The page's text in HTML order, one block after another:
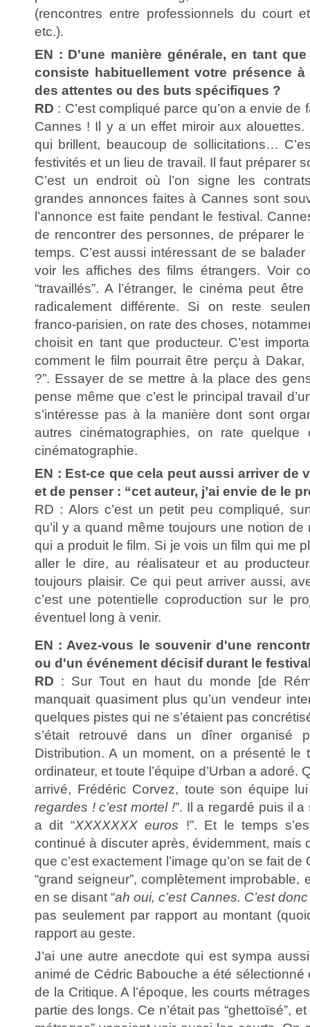
(rencontres entre professionnels du court
etc.).
EN : D'une manière générale, en tant
consiste habituellement votre présence à
des attentes ou des buts spécifiques ?
RD : C’est compliqué parce qu’on a envie
Cannes ! Il y a un effet miroir aux
qui brillent, beaucoup de sollicitations…
festivités et un lieu de travail. Il faut préparer
C’est un endroit où l’on signe les
grandes annonces faites à Cannes sont
l’annonce est faite pendant le festival.
de rencontrer des personnes, de préparer le
temps. C’est aussi intéressant de se
voir les affiches des films étrangers. Voir
“travaillés”. A l’étranger, le cinéma peut
radicalement différente. Si on reste
franco-parisien, on rate des choses,
choisit en tant que producteur. C’est
comment le film pourrait être perçu à
?”. Essayer de se mettre à la place des
pense même que c’est le principal travail
s’intéresse pas à la manière dont sont
autres cinématographies, on rate
cinématographie.
EN : Est-ce que cela peut aussi arriver de
et de penser : “cet auteur, j’ai envie de le
RD : Alors c’est un petit peu compliqué,
qu’il y a quand même toujours une notion
qui a produit le film. Si je vois un film qui me
aller le dire, au réalisateur et au
toujours plaisir. Ce qui peut arriver aussi,
c’est une potentielle coproduction sur le
éventuel long à venir.
EN : Avez-vous le souvenir d'une
ou d'un événement décisif durant le
RD : Sur Tout en haut du monde [de
manquait quasiment plus qu’un vendeur
quelques pistes qui ne s’étaient pas
s’était retrouvé dans un dîner organisé
Distribution. A un moment, on a présenté le
ordinateur, et toute l’équipe d’Urban a adoré.
arrivé, Frédéric Corvez, toute son équipe
regardes ! c’est mortel !”. Il a regardé puis il
a dit “XXXXXXX euros !”. Et le temps
continué à discuter après, évidemment, mais
que c’est exactement l’image qu’on se fait
“grand seigneur”, complètement improbable,
en se disant “ah oui, c’est Cannes. C’est
pas seulement par rapport au montant
rapport au geste.
J’ai une autre anecdote qui est sympa
animé de Cédric Babouche a été
de la Critique. A l’époque, les courts
partie des longs. Ce n’était pas “ghettoïsé”,